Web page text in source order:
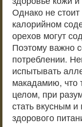
Однако не
калорийном
орехов могут
Поэтому важно
потреблении.
испытывать
макадамию, что
целом, при
стать вкусным
здорового